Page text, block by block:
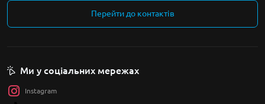
Перейти до контактів
Ми у соціальних мережах
Instagram